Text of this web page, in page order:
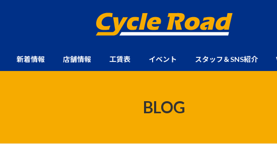
新着情報 店舗情報 工賃表 イベント スタッフ＆SNS紹介
BLOG